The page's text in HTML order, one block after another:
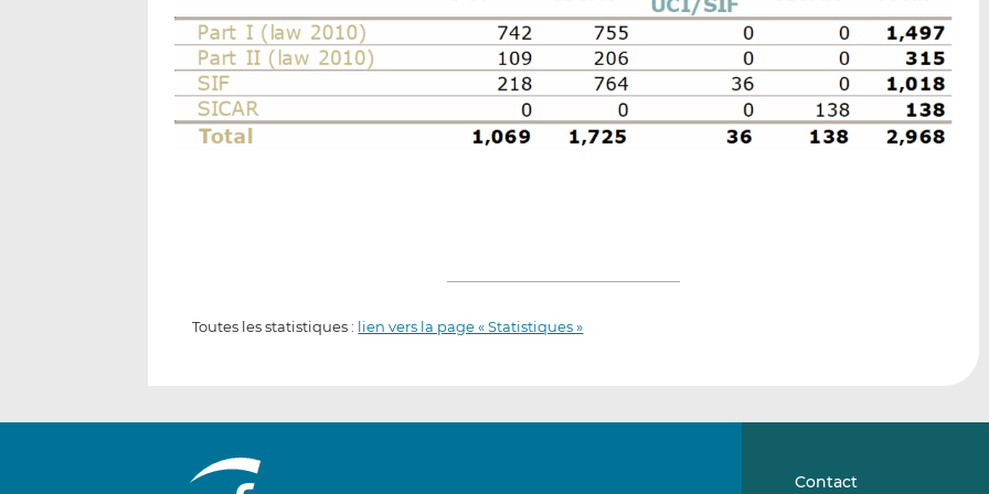
Toutes les statistiques : lien vers la page « Statistiques »
Contact